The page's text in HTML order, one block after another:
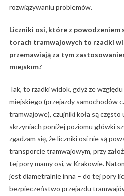
rozwiązywaniu problemów.
Liczniki osi, które z powodzeniem
torach tramwajowych to rzadki
przemawiają za tym
miejskim?
Tak, to rzadki widok, gdyż ze
miejskiego (przejazdy samochodów
tramwajowe), czujniki koła są
skrzyniach poniżej poziomu główki
zgadzam się, że liczniki osi nie są
transporcie tramwajowym, przy
tej pory mamy osi, w Krakowie.
jest diametralnie inna – do tej pory
bezpieczeństwo przejazdu